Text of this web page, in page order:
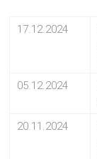
17.12.2024
05.12.2024
20.11.2024